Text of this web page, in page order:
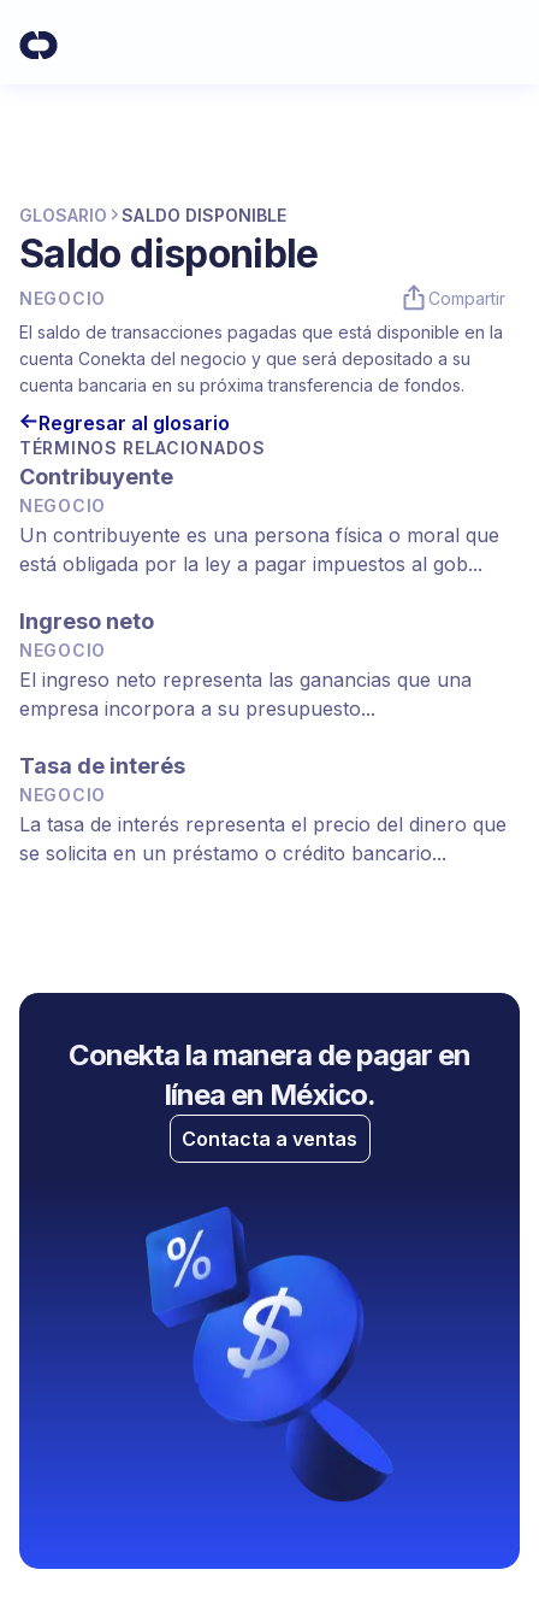
GLOSARIO SALDO DISPONIBLE
Saldo disponible
NEGOCIO
Compartir
El saldo de transacciones pagadas que está disponible en la
cuenta Conekta del negocio y que será depositado a su
cuenta bancaria en su próxima transferencia de fondos.
Regresar al glosario
TÉRMINOS RELACIONADOS
Contribuyente
NEGOCIO
Un contribuyente es una persona física o moral que
está obligada por la ley a pagar impuestos al gob...
Ingreso neto
NEGOCIO
El ingreso neto representa las ganancias que una
empresa incorpora a su presupuesto...
Tasa de interés
NEGOCIO
La tasa de interés representa el precio del dinero que
se solicita en un préstamo o crédito bancario...
Conekta la manera de pagar en
línea en México.
Contacta a ventas